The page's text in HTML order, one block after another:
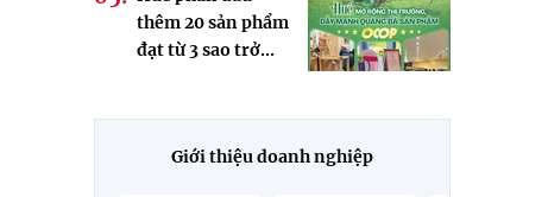
thêm 20 sản phẩm
đạt từ 3 sao trở...
Giới thiệu doanh nghiệp